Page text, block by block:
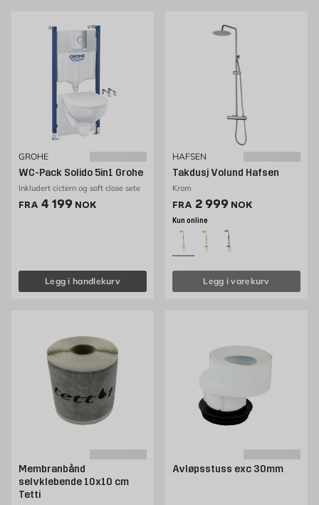
GROHE
WC-Pack Solido 5in1 Grohe
Inkludert cictern og soft close sete
FRA Pris 4199 NOK /stk
4 199 NOK
Legg i handlekurv
HAFSEN
Takdusj Volund Hafsen
Krom
FRA Pris 2999 NOK /stk
2 999 NOK
Kun online
Legg i varekurv
Membranbånd
selvklebende 10x10 cm
Tetti
Avløpsstuss exc 30mm